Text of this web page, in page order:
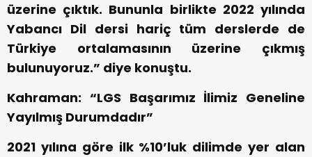
üzerine çıktık. Bununla birlikte 2022 yılında
Yabancı Dil dersi hariç tüm derslerde de
Türkiye ortalamasının üzerine çıkmış
bulunuyoruz.” diye konuştu.
Kahraman: “LGS Başarımız İlimiz Geneline
Yayılmış Durumdadır”
2021 yılına göre ilk %10’luk dilimde yer alan